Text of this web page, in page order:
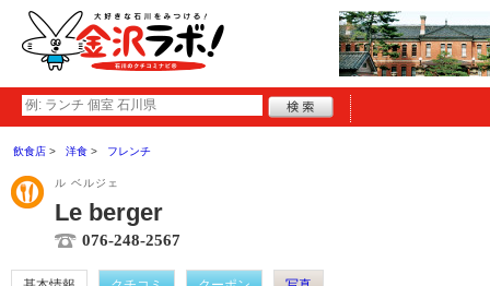
飲食店 洋食 フレンチ
ル ベルジェ
Le berger
076-248-2567